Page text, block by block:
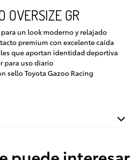
OVERSIZE GR
un look moderno y relajado
premium con excelente caída
que aportan identidad deportiva
para uso diario
sello Toyota Gazoo Racing